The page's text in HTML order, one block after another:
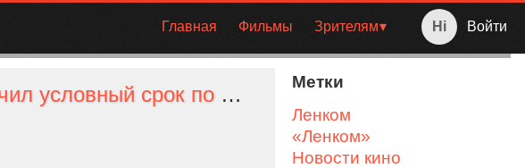
Главная Фильмы Зрителям Войти
Режиссер Кирилл Серебренников получил условный срок по делу «Седьмой студии»
Метки
Ленком
«Ленком»
Новости кино